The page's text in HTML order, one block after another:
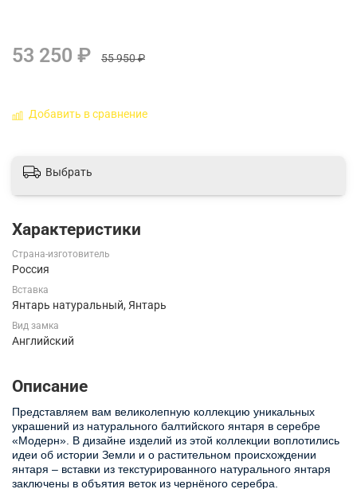
53 250 ₽ 55 950 ₽
Добавить в сравнение
Выбрать
Характеристики
Страна-изготовитель
Россия
Вставка
Янтарь натуральный, Янтарь
Вид замка
Английский
Описание
Представляем вам великолепную коллекцию уникальных
украшений из натурального балтийского янтаря в серебре
«Модерн». В дизайне изделий из этой коллекции воплотились
идеи об истории Земли и о растительном происхождении
янтаря – вставки из текстурированного натурального янтаря
заключены в объятия веток из чернёного серебра.